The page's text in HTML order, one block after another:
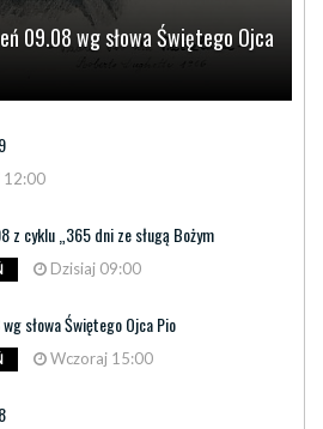
09.08 wg słowa Świętego Ojca
12:00
z cyklu „365 dni ze sługą Bożym
Dzisiaj 09:00
słowa Świętego Ojca Pio
Wczoraj 15:00